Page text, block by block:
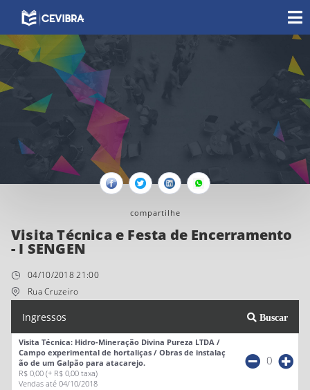
FacebookTwitterLinkedinWhatsapp
compartilhe
Visita Técnica e Festa de Encerramento
- I SENGEN
04/10/2018 21:00
Rua Cruzeiro
Ingressos Buscar
Visita Técnica: Hidro-Mineração Divina Pureza LTDA /
Campo experimental de hortaliças / Obras de instalaç
ão de um Galpão para atacarejo.
R$ 0,00 (+ R$ 0,00 taxa)
Vendas até 04/10/2018
0